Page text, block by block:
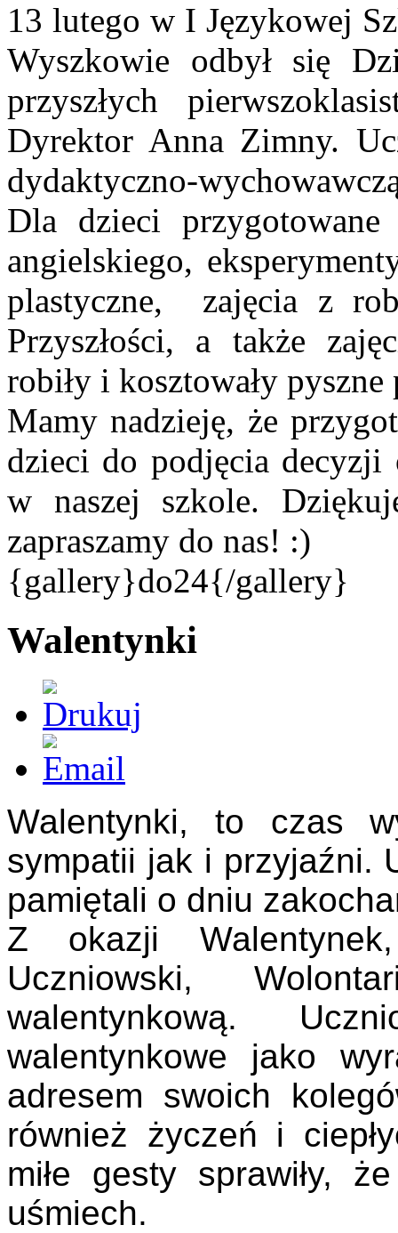
13 lutego w I Językowej
Wyszkowie odbył się
przyszłych
Dyrektor Anna Zimny.
dydaktyczno-
Dla dzieci
angielskiego,
plastyczne, zajęcia z
Przyszłości, a także
robiły i kosztowały pyszne
Mamy nadzieję, że
dzieci do podjęcia decyzji
w naszej szkole.
zapraszamy do nas! :)
{gallery}do24{/gallery}
Walentynki
Walentynki, to czas
sympatii jak i przyjaźni.
pamiętali o dniu
Z okazji
Uczniowski,
walentynkową.
walentynkowe jako
adresem swoich
również życzeń i
miłe gesty sprawiły,
uśmiech.